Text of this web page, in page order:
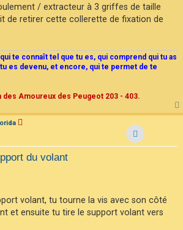
/ extracteur à 3 griffes de taille
de retirer cette collerette de fixation de
qui te connaît tel que tu es, qui comprend qui tu as
es devenu, et encore, qui te permet de te
Amoureux des Peugeot 203 - 403.
du volant
volant, tu tourne la vis avec son côté
et ensuite tu tire le support volant vers